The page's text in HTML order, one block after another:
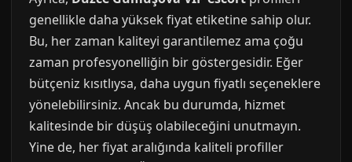
genellikle daha yüksek fiyat etiketine sahip olur.
Bu, her zaman kaliteyi garantilemez ama çoğu
zaman profesyonelliğin bir göstergesidir. Eğer
bütçeniz kısıtlıysa, daha uygun fiyatlı seçeneklere
yönelebilirsiniz. Ancak bu durumda, hizmet
kalitesinde bir düşüş olabileceğini unutmayın.
Yine de, her fiyat aralığında kaliteli profiller